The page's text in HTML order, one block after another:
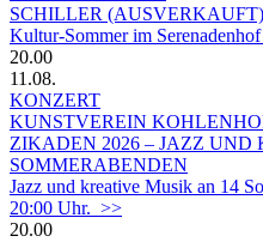
SCHILLER (AUSVERKAUFT)
Kultur-Sommer im
20.00
11.08.
KONZERT
KUNSTVEREIN
ZIKADEN 2026 – JAZZ UND
SOMMERABENDEN
Jazz und kreative Musik an 14
20:00 Uhr. >>
20.00